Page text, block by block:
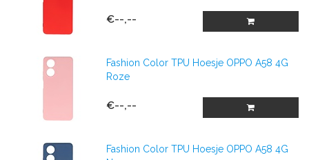
€--,--
Fashion Color TPU Hoesje OPPO A58 4G
Roze
€--,--
Fashion Color TPU Hoesje OPPO A58 4G